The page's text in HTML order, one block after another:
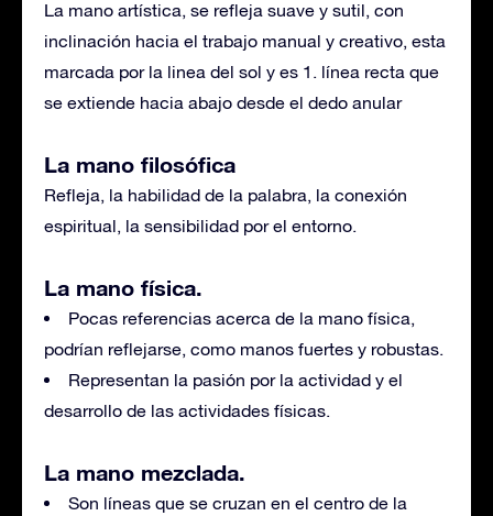
La mano artística, se refleja suave y sutil, con
inclinación hacia el trabajo manual y creativo, esta
marcada por la linea del sol y es 1. línea recta que
se extiende hacia abajo desde el dedo anular
La mano filosófica
Refleja, la habilidad de la palabra, la conexión
espiritual, la sensibilidad por el entorno.
La mano física.
Pocas referencias acerca de la mano física,
podrían reflejarse, como manos fuertes y robustas.
Representan la pasión por la actividad y el
desarrollo de las actividades físicas.
La mano mezclada.
Son líneas que se cruzan en el centro de la